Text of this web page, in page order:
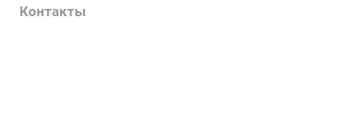
Контакты